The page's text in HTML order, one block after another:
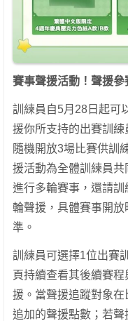
賽事聲援活動！聲援參
訓練員自5月28日起可
援你所支持的出賽訓
隨機開放3場比賽供訓
援活動為全體訓練員
進行多輪賽事，還請
輪聲援，具體賽事開
準。
訓練員可選擇1位出賽
頁持續查看其後續賽
援。當聲援追蹤對象
追加的聲援點數；若